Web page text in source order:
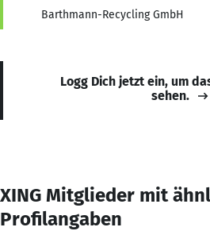
Barthmann-Recycling GmbH
Logg Dich jetzt ein, um
sehen.
XING Mitglieder mit
Profilangaben